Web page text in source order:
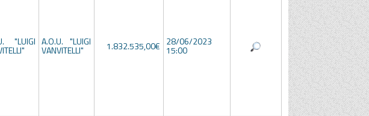
"LUIGI A.O.U. "LUIGI
VANVITELLI" 1.832.535,00€ 28/06/2023
15:00